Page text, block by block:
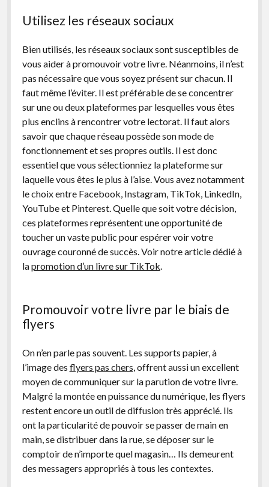
Utilisez les réseaux sociaux
Bien utilisés, les réseaux sociaux sont susceptibles de
vous aider à promouvoir votre livre. Néanmoins, il n’est
pas nécessaire que vous soyez présent sur chacun. Il
faut même l’éviter. Il est préférable de se concentrer
sur une ou deux plateformes par lesquelles vous êtes
plus enclins à rencontrer votre lectorat. Il faut alors
savoir que chaque réseau possède son mode de
fonctionnement et ses propres outils. Il est donc
essentiel que vous sélectionniez la plateforme sur
laquelle vous êtes le plus à l’aise. Vous avez notamment
le choix entre Facebook, Instagram, TikTok, LinkedIn,
YouTube et Pinterest. Quelle que soit votre décision,
ces plateformes représentent une opportunité de
toucher un vaste public pour espérer voir votre
ouvrage couronné de succès. Voir notre article dédié à
lapromotion d’un livre sur TikTok.
Promouvoir votre livre par le biais de
flyers
On n’en parle pas souvent. Les supports papier, à
l’image des flyers pas chers, offrent aussi un excellent
moyen de communiquer sur la parution de votre livre.
Malgré la montée en puissance du numérique, les flyers
restent encore un outil de diffusion très apprécié. Ils
ont la particularité de pouvoir se passer de main en
main, se distribuer dans la rue, se déposer sur le
comptoir de n’importe quel magasin… Ils demeurent
des messagers appropriés à tous les contextes.